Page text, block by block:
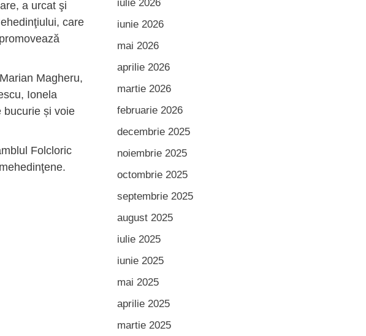
a urcat şi
care
Magheru,
Ionela
bucurie și voie
Folcloric
iulie 2026
iunie 2026
mai 2026
aprilie 2026
martie 2026
februarie 2026
decembrie 2025
noiembrie 2025
octombrie 2025
septembrie 2025
august 2025
iulie 2025
iunie 2025
mai 2025
aprilie 2025
martie 2025